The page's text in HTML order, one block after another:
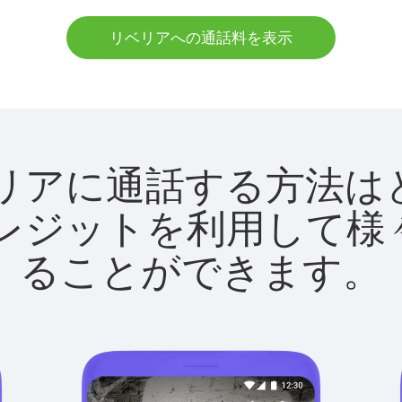
リベリアへの通話料を表示
アに通話する方法
ジットを利用して
ることができます。